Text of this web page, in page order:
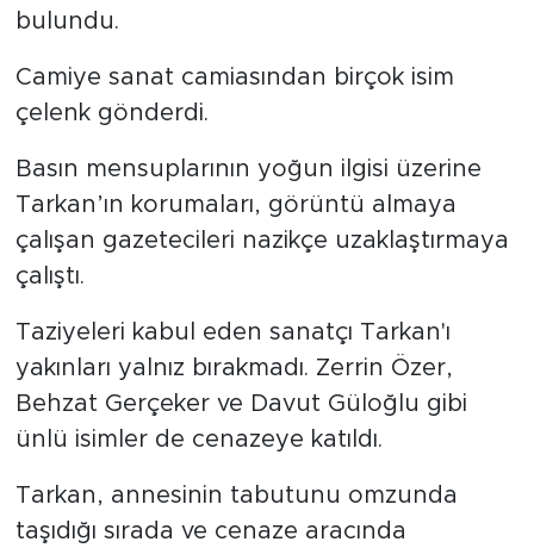
bulundu.
Camiye sanat camiasından birçok isim
çelenk gönderdi.
Basın mensuplarının yoğun ilgisi üzerine
Tarkan’ın korumaları, görüntü almaya
çalışan gazetecileri nazikçe uzaklaştırmaya
çalıştı.
Taziyeleri kabul eden sanatçı Tarkan'ı
yakınları yalnız bırakmadı. Zerrin Özer,
Behzat Gerçeker ve Davut Güloğlu gibi
ünlü isimler de cenazeye katıldı.
Tarkan, annesinin tabutunu omzunda
taşıdığı sırada ve cenaze aracında